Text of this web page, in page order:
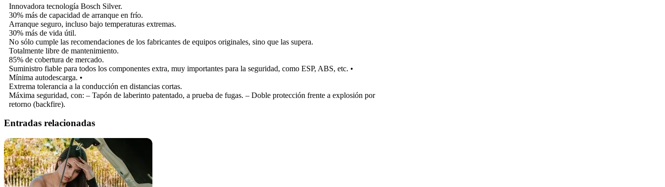
Innovadora tecnología Bosch Silver.
30% más de capacidad de arranque en frío.
Arranque seguro, incluso bajo temperaturas extremas.
30% más de vida útil.
No sólo cumple las recomendaciones de los fabricantes de equipos originales, sino que las supera.
Totalmente libre de mantenimiento.
85% de cobertura de mercado.
Suministro fiable para todos los componentes extra, muy importantes para la seguridad, como ESP, ABS, etc. •
Mínima autodescarga. •
Extrema tolerancia a la conducción en distancias cortas.
Máxima seguridad, con: – Tapón de laberinto patentado, a prueba de fugas. – Doble protección frente a explosión por
retorno (backfire).
Entradas relacionadas